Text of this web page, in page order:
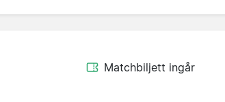
Matchbiljett ingår